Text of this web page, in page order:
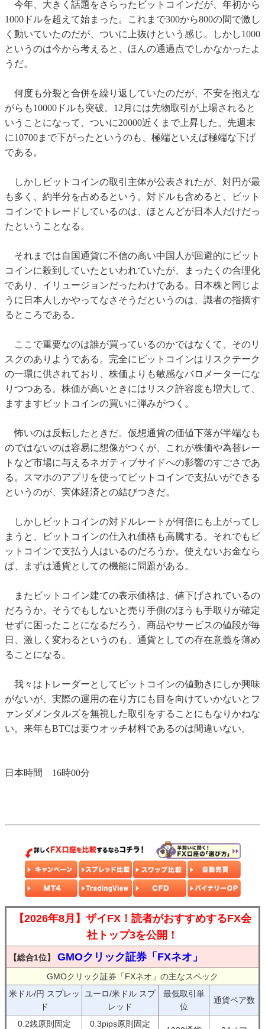
今年、大きく話題をさらったビットコインだが、年初から
1000ドルを超えて始まった。これまで300から800の間で激し
く動いていたのだが、ついに上抜けという感じ。しかし1000
というのは今から考えると、ほんの通過点でしかなかったよ
うだ。
何度も分裂と合併を繰り返していたのだが、不安を抱えな
がらも10000ドルも突破。12月には先物取引が上場されると
いうことになって、ついに20000近くまで上昇した。先週末
に10700まで下がったというのも、極端といえば極端な下げ
である。
しかしビットコインの取引主体が公表されたが、対円が最
も多く、約半分を占めるという。対ドルも含めると、ビット
コインでトレードしているのは、ほとんどが日本人だけだっ
たということなる。
それまでは自国通貨に不信の高い中国人が回避的にビット
コインに殺到していたといわれていたが、まったくの合理化
であり、イリュージョンだったわけである。日本株と同じよ
うに日本人しかやってなさそうだというのは、識者の指摘す
るところである。
ここで重要なのは誰が買っているのかではなくて、そのリ
スクのありようである。完全にビットコインはリスクテーク
の一環に供されており、株価よりも敏感なバロメーターにな
りつつある。株価が高いときにはリスク許容度も増大して、
ますますビットコインの買いに弾みがつく。
怖いのは反転したときだ。仮想通貨の価値下落が半端なも
のではないのは容易に想像がつくが、これが株価や為替レー
トなど市場に与えるネガティブサイドへの影響のすごさであ
る。スマホのアプリを使ってビットコインで支払いができる
というのが、実体経済との結びつきだ。
しかしビットコインの対ドルレートが何倍にも上がってし
まうと、ビットコインの仕入れ価格も高騰する。それでもビ
ットコインで支払う人はいるのだろうか。使えないお金なら
ば、まずは通貨としての機能に問題がある。
またビットコイン建ての表示価格は、値下げされているの
だろうか。そうでもしないと売り手側のほうも手取りが確定
せずに困ったことになるだろう。商品やサービスの値段が毎
日、激しく変わるというのも、通貨としての存在意義を薄め
ることになる。
我々はトレーダーとしてビットコインの値動きにしか興味
がないが、実際の運用の在り方にも目を向けていかないとフ
ァンダメンタルズを無視した取引をすることにもなりかねな
い。来年もBTCは要ウオッチ材料であるのは間違いない。
日本時間 16時00分
【2026年8月】ザイFX！読者がおすすめするFX会
社トップ3を公開！
【総合1位】 GMOクリック証券「FXネオ」
GMOクリック証券「FXネオ」の主なスペック
米ドル/円 スプレッ
ド
ユーロ/米ドル スプ
レッド
最低取引単
位
通貨ペア数
0.2銭原則固定 0.3pips原則固定